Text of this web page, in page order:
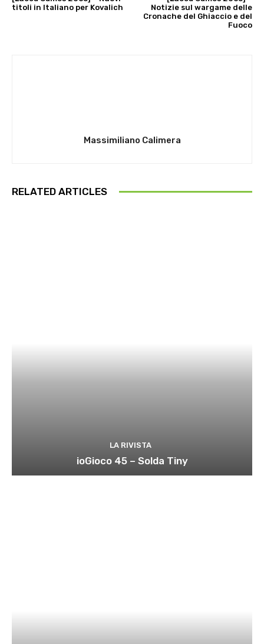
titoli in Italiano per Kovalich
Notizie sul wargame delle
Cronache del Ghiaccio e del
Fuoco
Massimiliano Calimera
RELATED ARTICLES
LA RIVISTA
ioGioco 45 – Solda Tiny